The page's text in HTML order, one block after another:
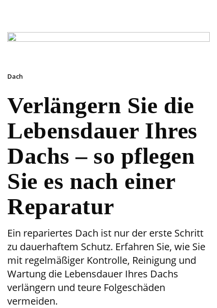
Verlängern Sie die
Lebensdauer Ihres
Dachs – so pflegen
Sie es nach einer
Reparatur
Dach
Ein repariertes Dach ist nur der erste Schritt
zu dauerhaftem Schutz. Erfahren Sie, wie Sie
mit regelmäßiger Kontrolle, Reinigung und
Wartung die Lebensdauer Ihres Dachs
verlängern und teure Folgeschäden
vermeiden.